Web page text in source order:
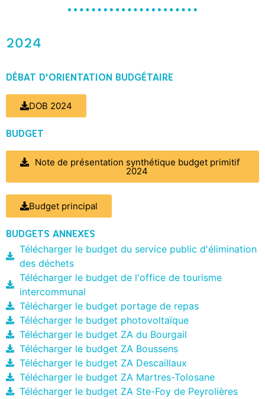
2024
DÉBAT D'ORIENTATION BUDGÉTAIRE
DOB 2024
BUDGET
Note de présentation synthétique budget primitif
2024
Budget principal
BUDGETS ANNEXES
Télécharger le budget du service public d'élimination
des déchets
Télécharger le budget de l'office de tourisme
intercommunal
Télécharger le budget portage de repas
Télécharger le budget photovoltaïque
Télécharger le budget ZA du Bourgail
Télécharger le budget ZA Boussens
Télécharger le budget ZA Descaillaux
Télécharger le budget ZA Martres-Tolosane
Télécharger le budget ZA Ste-Foy de Peyrolières